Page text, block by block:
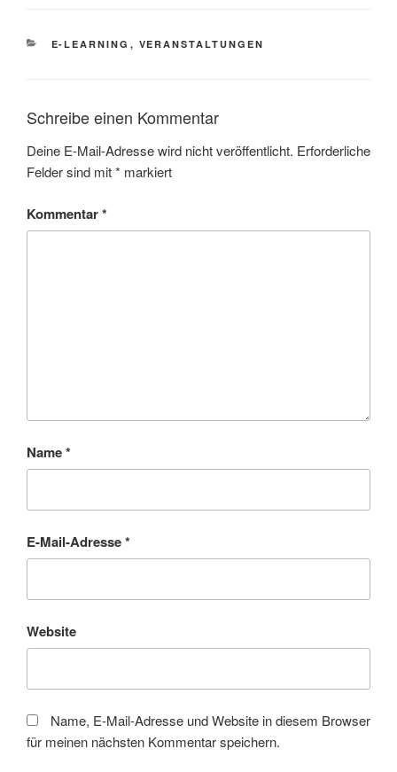
KATEGORIEN
E-LEARNING , VERANSTALTUNGEN
Schreibe einen Kommentar
Deine E-Mail-Adresse wird nicht veröffentlicht. Erforderliche
Felder sind mit* markiert
Kommentar*
Name*
E-Mail-Adresse*
Website
Name, E-Mail-Adresse und Website in diesem Browser
für meinen nächsten Kommentar speichern.